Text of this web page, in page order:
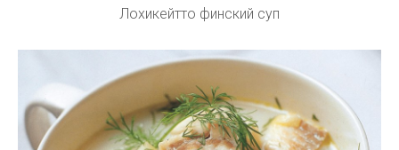
Лохикейтто финский суп